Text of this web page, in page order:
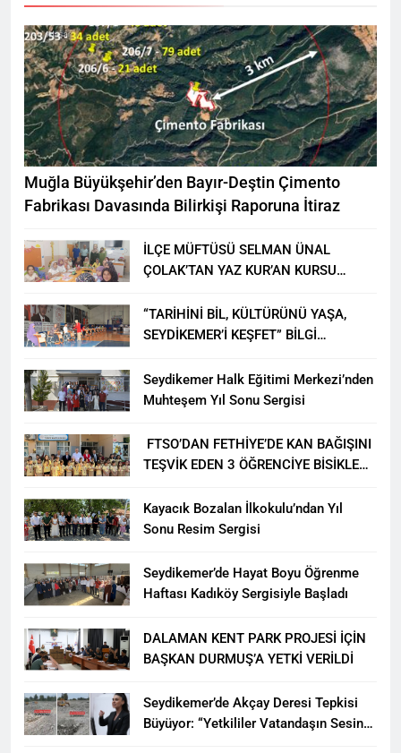
Muğla Büyükşehir’den Bayır-Deştin Çimento
Fabrikası Davasında Bilirkişi Raporuna İtiraz
İLÇE MÜFTÜSÜ SELMAN ÜNAL
ÇOLAK’TAN YAZ KUR’AN KURSU
“TARİHİNİ BİL, KÜLTÜRÜNÜ YAŞA,
SEYDİKEMER’İ KEŞFET” BİLGİ
Seydikemer Halk Eğitimi Merkezi’nden
Muhteşem Yıl Sonu Sergisi
FTSO’DAN FETHİYE’DE KAN BAĞIŞINI
TEŞVİK EDEN 3 ÖĞRENCİYE BİSİKLET
Kayacık Bozalan İlkokulu’ndan Yıl
Sonu Resim Sergisi
Seydikemer’de Hayat Boyu Öğrenme
Haftası Kadıköy Sergisiyle Başladı
DALAMAN KENT PARK PROJESİ İÇİN
BAŞKAN DURMUŞ’A YETKİ VERİLDİ
Seydikemer’de Akçay Deresi Tepkisi
Büyüyor: “Yetkililer Vatandaşın Sesini